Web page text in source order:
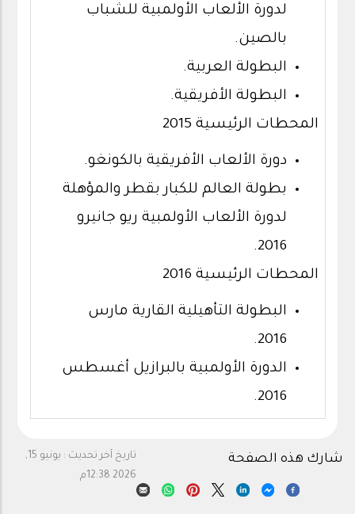
لدورة الألعاب الأولمبية للشباب
بالصين.
البطولة العربية.
البطولة الأفريقية.
المحطات الرئيسية 2015
دورة الألعاب الأفريقية بالكونغو.
بطولة العالم للكبار بقطر والمؤهلة
لدورة الألعاب الأولمبية ريو جانيرو
2016.
المحطات الرئيسية 2016
البطولة التأهيلية القارية مارس
2016.
الدورة الأولمبية بالبرازيل أغسطس
2016.
تاريخ آخر تحديث :
يونيو 15,
2026 12:38م
شارك هذه الصفحة